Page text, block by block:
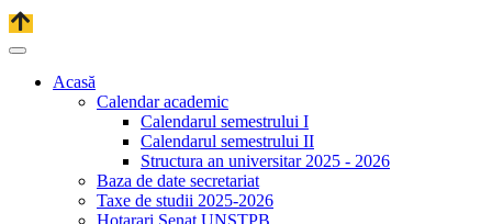
Acasă
Calendar academic
Calendarul semestrului I
Calendarul semestrului II
Structura an universitar 2025 - 2026
Baza de date secretariat
Taxe de studii 2025-2026
Hotarari Senat UNSTPB